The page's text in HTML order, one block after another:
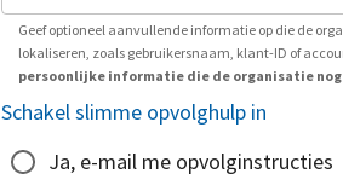
Geef optioneel aanvullende informatie op die de
lokaliseren, zoals gebruikersnaam, klant-ID of
persoonlijke informatie die de organisatie
Schakel slimme opvolghulp in
Ja, e-mail me opvolginstructies